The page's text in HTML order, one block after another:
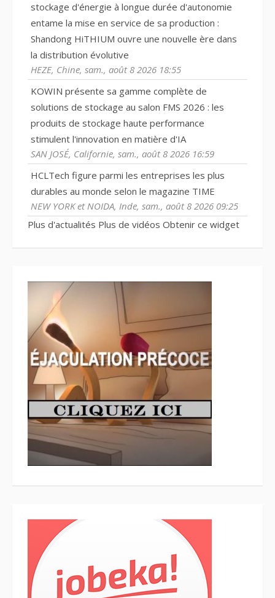
stockage d'énergie à longue durée d'autonomie
entame la mise en service de sa production :
Shandong HiTHIUM ouvre une nouvelle ère dans
la distribution évolutive
HEZE, Chine, sam., août 8 2026 18:55
KOWIN présente sa gamme complète de
solutions de stockage au salon FMS 2026 : les
produits de stockage haute performance
stimulent l'innovation en matière d'IA
SAN JOSÉ, Californie, sam., août 8 2026 16:59
HCLTech figure parmi les entreprises les plus
durables au monde selon le magazine TIME
NEW YORK et NOIDA, Inde, sam., août 8 2026 09:25
Plus d'actualités Plus de vidéos Obtenir ce widget